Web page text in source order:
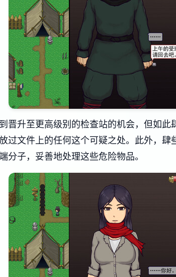
晋升至更高级别的检查站的机会，但如
过文件上的任何这个可疑之处。此外，
分子，妥善地处理这些危险物品。